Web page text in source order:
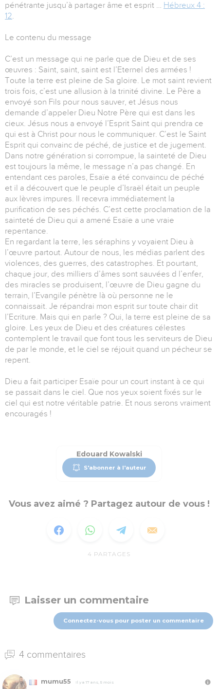
pénétrante jusqu’à partager âme et esprit … Hébreux 4 :
12.
Le contenu du message
C’est un message qui ne parle que de Dieu et de ses
œuvres : Saint, saint, saint est l’Eternel des armées !
Toute la terre est pleine de Sa gloire. Le mot saint revient
trois fois, c’est une allusion à la trinité divine. Le Père a
envoyé son Fils pour nous sauver, et Jésus nous
demande d’appeler Dieu Notre Père qui est dans les
cieux. Jésus nous a envoyé l’Esprit Saint qui prendra ce
qui est à Christ pour nous le communiquer. C’est le Saint
Esprit qui convainc de péché, de justice et de jugement.
Dans notre génération si corrompue, la sainteté de Dieu
est toujours la même, le message n’a pas changé. En
entendant ces paroles, Esaïe a été convaincu de péché
et il a découvert que le peuple d’Israël était un peuple
aux lèvres impures. Il recevra immédiatement la
purification de ses péchés. C’est cette proclamation de la
sainteté de Dieu qui a amené Esaïe a une vraie
repentance.
En regardant la terre, les séraphins y voyaient Dieu à
l’œuvre partout. Autour de nous, les médias parlent des
violences, des guerres, des catastrophes. Et pourtant,
chaque jour, des milliers d’âmes sont sauvées d l’enfer,
des miracles se produisent, l’œuvre de Dieu gagne du
terrain, l’Evangile pénètre là où personne ne le
connaissait. Je répandrai mon esprit sur toute chair dit
l’Ecriture. Mais qui en parle ? Oui, la terre est pleine de sa
gloire. Les yeux de Dieu et des créatures célestes
contemplent le travail que font tous les serviteurs de Dieu
de par le monde, et le ciel se réjouit quand un pécheur se
repent.
Dieu a fait participer Esaïe pour un court instant à ce qui
se passait dans le ciel. Que nos yeux soient fixés sur le
ciel qui est notre véritable patrie. Et nous serons vraiment
encouragés !
Edouard Kowalski
S'abonner à l'auteur
Vous avez aimé ? Partagez autour de vous !
4 PARTAGES
Laisser un commentaire
Connectez-vous pour poster un commentaire
4 commentaires
mumu55 Il y a 17 ans, 5 mois